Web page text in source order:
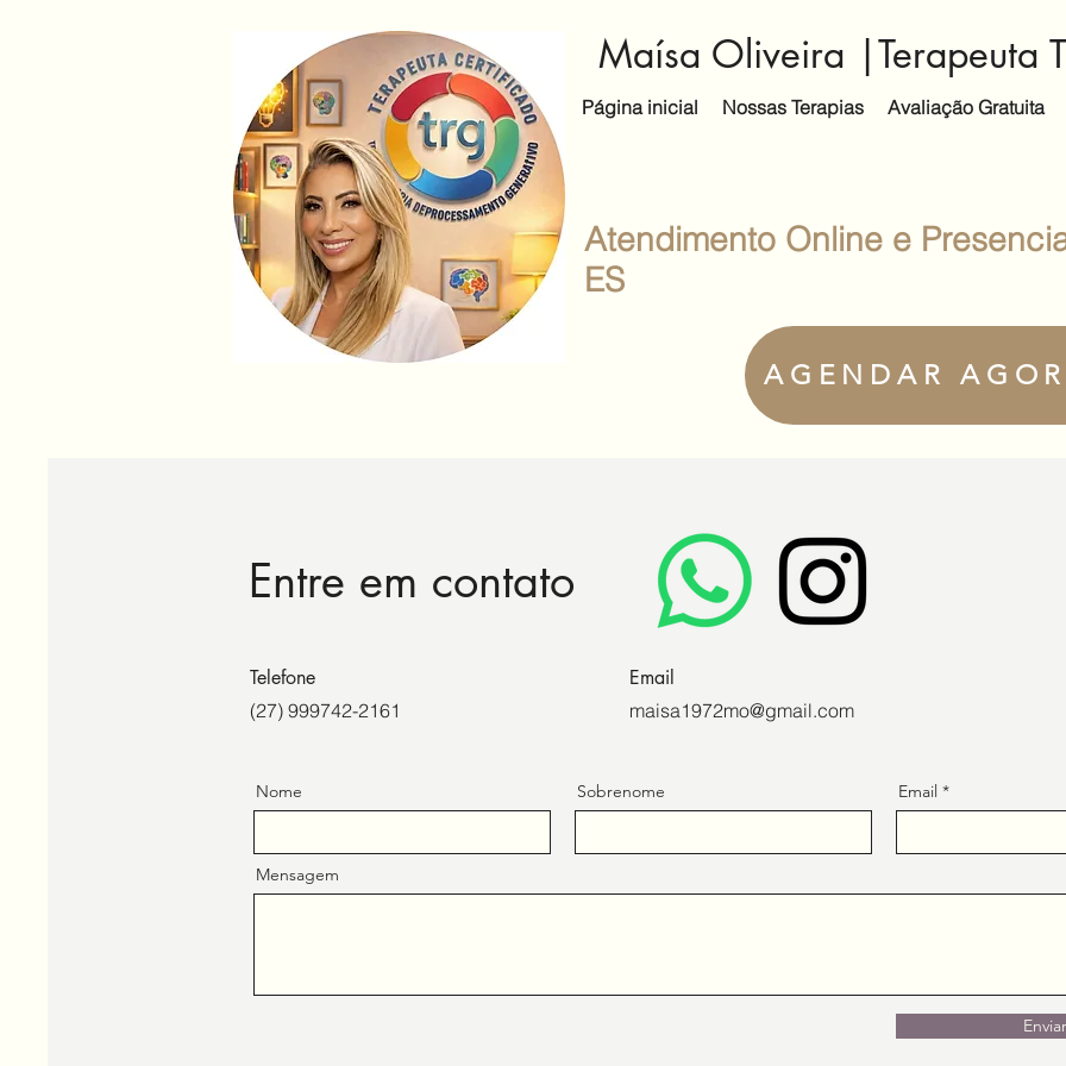
Atendimento Online e
ES
AGENDAR
Maísa Oliveira |Terapeuta
Página inicial Nossas Terapias Avaliação Gratuita
Entre em contato
Telefone
(27) 999742-2161
Email
maisa1972mo@gmail.com
Nome Sobrenome Email
Mensagem
Enviar